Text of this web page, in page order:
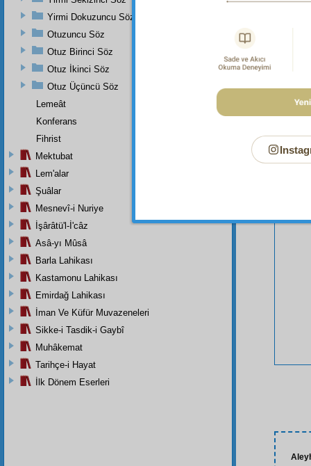
Yirmi Dokuzuncu Söz
Otuzuncu Söz
Otuz Birinci Söz
Otuz İkinci Söz
Otuz Üçüncü Söz
Lemeât
Konferans
Fihrist
Mektubat
Lem'alar
Şuâlar
Mesnevî-i Nuriye
İşârâtü'l-İ'câz
Asâ-yı Mûsâ
Barla Lahikası
Kastamonu Lahikası
Emirdağ Lahikası
İman Ve Küfür Muvazeneleri
Sikke-i Tasdik-i Gaybî
Muhâkemat
Tarihçe-i Hayat
İlk Dönem Eserleri